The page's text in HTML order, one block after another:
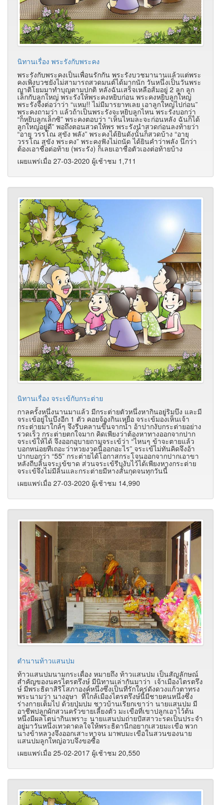
นิทานเรื่อง พระรังกับพระคง
พระรังกับพระคงเป็นเพื่อนรักกัน พระรังบวชมานานแล้วแต่พระ
คงเพิ่งบวชยังไม่สามารถสวดมนต์ได้มากนัก วันหนึ่งเป็นวันพระ
ญาติโยมมาทำบุญตามปกติ หลังฉันเสร็จเหลือส้มอยู่ 2 ลูก ลูก
เล็กกับลูกใหญ่ พระรังให้พระคงหยิบก่อน พระคงหยิบลูกใหญ่
พระรังจึงต่อว่าว่า “แหม!! ไม่มีมารยาทเลย เอาลูกใหญ่ไปก่อน”
พระคงถามว่า แล้วถ้าเป็นพระรังจะหยิบลูกไหน พระรังบอกว่า
“ก็หยิบลูกเล็กซิ” พระคงตอบว่า “เห็นไหมละจะก่อนหลัง ฉันก็ได้
ลูกใหญ่อยู่ดี” พอถึงตอนสวดให้พร พระรังนำสวดก่อนลงท้ายว่า
“อายุ วรรโณ สุขัง พลัง” พระคงได้ยินดังนั้นก็สวดบ้าง “อายุ
วรรโณ สุขัง พระคง” พระคงฟังไม่ถนัด ได้ยินคำว่าพลัง นึกว่า
ต้องเอาชื่อต่อท้าย (พระรัง) ก็เลยเอาชื่อตัวเองต่อท้ายบ้าง
เผยแพร่เมื่อ 27-03-2020 ผู้เช้าชม 1,711
นิทานเรื่อง จระเข้กับกระต่าย
กาลครั้งหนึ่งนานมาแล้ว มีกระต่ายตัวหนึ่งหากินอยู่ริมบึง และมี
จระเข้อยู่ในบึงอีก 1 ตัว คอยจ้องกินเหยื่อ จระเข้มองเห็นเจ้า
กระต่ายมาใกล้ๆ จึงรีบคลานขึ้นจากน้ำ อ้าปากงับกระต่ายอย่าง
รวดเร็ว กระต่ายตกใจมาก คิดเพียงว่าต้องหาทางออกจากปาก
จระเข้ให้ได้ จึงออกอุบายถามจระเข้ว่า “ไหนๆ ข้าจะตายแล้ว
บอกหน่อยทีเถอะว่าหวยงวดนี้ออกอะไร” จระเข้ไม่ทันคิดจึงอ้า
ปากบอกว่า “55” กระต่ายได้โอกาสกระโจนออกจากปากเอาขา
หลังถีบลิ้นจระเข้ขาด ส่วนจระเข้รีบงับไว้ได้เพียงหางกระต่าย
จระเข้จึงไม่มีลิ้นและกระต่ายมีหางสั้นกุดจนทุกวันนี้
เผยแพร่เมื่อ 27-03-2020 ผู้เช้าชม 14,990
ตำนานท้าวแสนปม
ท้าวแสนปมนามกระเดื่อง หมายถึง ท้าวแสนปม เป็นสัญลักษณ์
สำคัญของนครไตรตรึงษ์ มีนิทานเล่ากันมาว่า เจ้าเมืองไตรตรึง
ษ์ มีพระธิดาสิริโสภาองค์หนึ่งซึ่งเป็นที่รักใคร่ดังดวงแก้วตาทรง
พระนามว่า นางอุษา ที่ใกล้เมืองไตรตรึงษ์นี้มีชายคนหนึ่งซึ่ง
ร่างกายเต็มไป ด้วยปุ่มปม ชาวบ้านเรียกเขาว่า นายแสนปม มี
อาชีพปลูกผักสวนครัวขายเลี้ยงตัว มะเขือที่เขาปลูกเอาไว้ต้น
หนึ่งมีผลโตน่ากินเพราะ นายแสนปมถ่ายปัสสาวะรดเป็นประจำ
อยู่มาวันหนึ่งเทวดาดลใจให้พระธิดานีกอยากเสวยมะเขือ พวก
นางข้าหลวงจึงออกเสาะหาจน มาพบมะเขือในสวนของนาย
แสนปมลูกใหญ่อวบจึงขอซื้อ
เผยแพร่เมื่อ 25-02-2017 ผู้เช้าชม 20,550